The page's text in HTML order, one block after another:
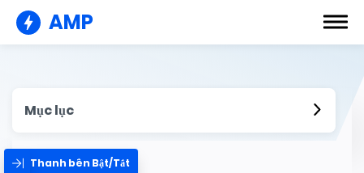
AMP
Mục lục
Thanh bên Bật/Tắt